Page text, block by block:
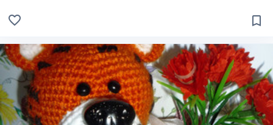
bookmark_border
favorite_border